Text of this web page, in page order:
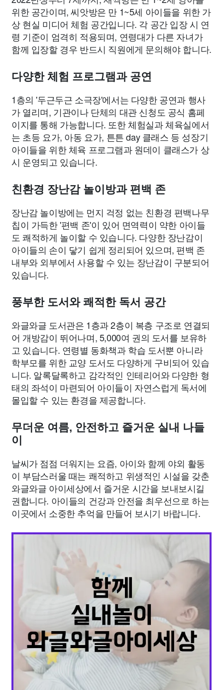
위한 공간이며, 씨앗방은 만 1~5세 아이들을 위한 가
상 현실 미디어 체험 공간입니다. 각 공간 입장 시 연
령 기준이 엄격히 적용되며, 연령대가 다른 자녀가
함께 입장할 경우 반드시 직원에게 문의해야 합니다.
다양한 체험 프로그램과 공연
1층의 '두근두근 소극장'에서는 다양한 공연과 행사
가 열리며, 기관이나 단체의 대관 신청도 공식 홈페
이지를 통해 가능합니다. 또한 체험실과 체육실에서
는 초등 요가, 아동 요가, 튼튼 day 클래스 등 성장기
아이들을 위한 체육 프로그램과 원데이 클래스가 상
시 운영되고 있습니다.
친환경 장난감 놀이방과 편백 존
장난감 놀이방에는 먼지 걱정 없는 친환경 편백나무
칩이 가득한 '편백 존'이 있어 면역력이 약한 아이들
도 쾌적하게 놀이할 수 있습니다. 다양한 장난감이
아이들의 손이 닿기 쉽게 정리되어 있으며, 편백 존
내부와 외부에서 사용할 수 있는 장난감이 구분되어
있습니다.
풍부한 도서와 쾌적한 독서 공간
와글와글 도서관은 1층과 2층이 복층 구조로 연결되
어 개방감이 뛰어나며, 5,000여 권의 도서를 보유하
고 있습니다. 연령별 동화책과 학습 도서뿐 아니라
학부모를 위한 교양 도서도 다양하게 구비되어 있습
니다. 알록달록하고 감각적인 인테리어와 다양한 형
태의 좌석이 마련되어 아이들이 자연스럽게 독서에
몰입할 수 있는 환경을 제공합니다.
무더운 여름, 안전하고 즐거운 실내 나들
이
날씨가 점점 더워지는 요즘, 아이와 함께 야외 활동
이 부담스러울 때는 쾌적하고 위생적인 시설을 갖춘
와글와글 아이세상에서 즐거운 시간을 보내보시길
권합니다. 아이들의 건강과 안전을 최우선으로 하는
이곳에서 소중한 추억을 만들어 보시기 바랍니다.